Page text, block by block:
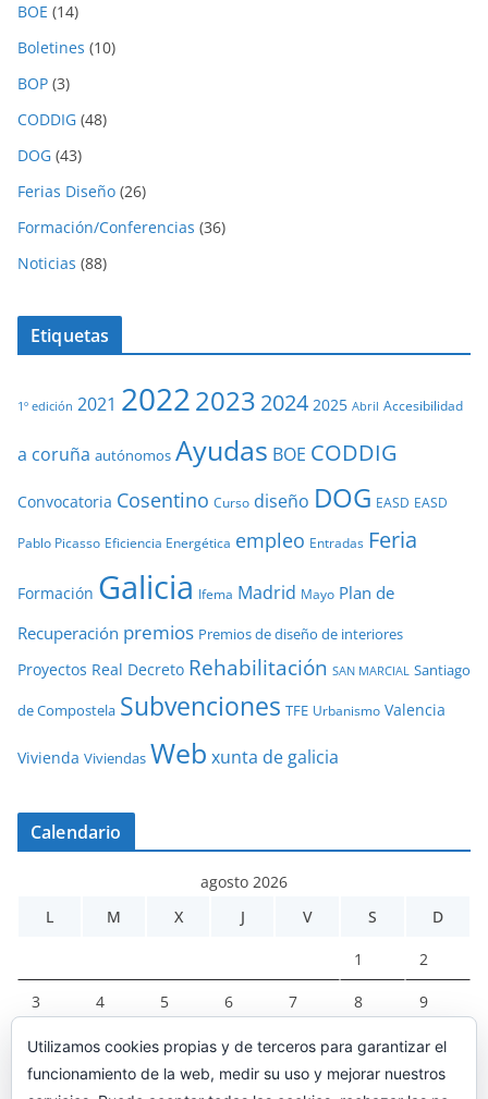
BOE (14)
Boletines (10)
BOP (3)
CODDIG (48)
DOG (43)
Ferias Diseño (26)
Formación/Conferencias (36)
Noticias (88)
Etiquetas
1º edición 2021 20222023 2024 2025 Abril Accesibilidad
a coruña autónomos Ayudas BOE CODDIG
Convocatoria Cosentino Curso diseño DOG EASD EASD
Pablo Picasso Eficiencia Energética empleo Entradas Feria
Formación Galicia Ifema Madrid Mayo Plan de
Recuperación premios Premios de diseño de interiores
Proyectos Real Decreto Rehabilitación SAN MARCIAL Santiago
de Compostela Subvenciones TFE Urbanismo Valencia
Vivienda Viviendas Web xunta de galicia
Calendario
agosto 2026
L
M X J V S D
1 2
3 4 5 6 7 8 9
10 11 12 13 14 15 16
17 18 19 20 21 22 23
Utilizamos cookies propias y de terceros para garantizar el
funcionamiento de la web, medir su uso y mejorar nuestros